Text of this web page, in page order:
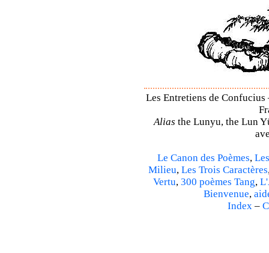
Les Entretiens de
Alias the Lunyu, the Lun
Le Canon des Poèmes,
Milieu, Les Trois Caractères
Vertu, 300 poèmes Tang,
Bienvenue,
Index –